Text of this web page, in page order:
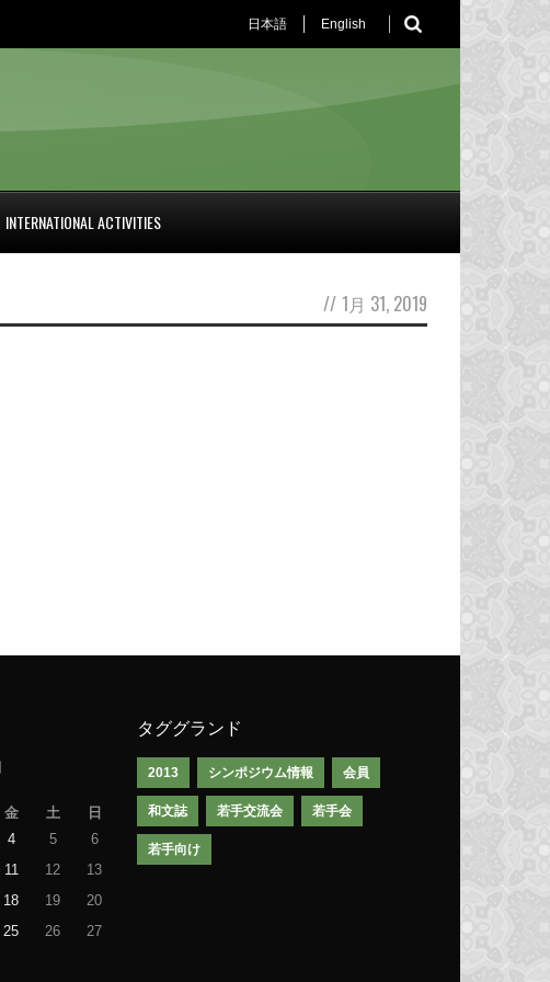
日本語 English
INTERNATIONAL ACTIVITIES
// 1月 31, 2019
金 土
日
4 5
6
11 12
13
18 19
20
25 26
27
タググランド
2013 シンポジウム情報 会員
和文誌 若手交流会 若手会
若手向け